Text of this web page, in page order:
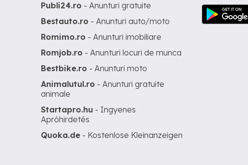
Publi24.ro - Anunturi gratuite
Bestauto.ro - Anunturi auto/moto
Romimo.ro - Anunturi imobiliare
Romjob.ro - Anunturi locuri de munca
Bestbike.ro - Anunturi moto
Animalutul.ro - Anunturi gratuite
animale
Startapro.hu - Ingyenes
Apróhirdetés
Quoka.de - Kostenlose Kleinanzeigen